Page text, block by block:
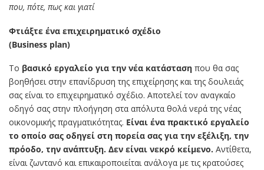
που, πότε, πως και γιατί
Φτιάξτε ένα επιχειρηματικό σχέδιο
(Business plan)
Το βασικό εργαλείο για την νέα κατάσταση που θα σας
βοηθήσει στην επανίδρυση της επιχείρησης και της δουλειάς
σας είναι το επιχειρηματικό σχέδιο. Αποτελεί τον αναγκαίο
οδηγό σας στην πλοήγηση στα απόλυτα θολά νερά της νέας
οικονομικής πραγματικότητας. Είναι ένα πρακτικό εργαλείο
το οποίο σας οδηγεί στη πορεία σας για την εξέλιξη, την
πρόοδο, την ανάπτυξη. Δεν είναι νεκρό κείμενο. Αντίθετα,
είναι ζωντανό και επικαιροποιείται ανάλογα με τις κρατούσες